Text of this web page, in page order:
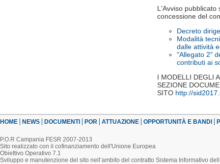
L'Avviso pubblicato
concessione del
Decreto
Modalità
dalle attività
"Allegato 2"
contributi ai
I MODELLI DEGLI
SEZIONE
SITO http://
HOME NEWS DOCUMENTI POR ATTUAZIONE OPPORTUNITÀ E BANDI
P.O.R Campania FESR 2007-2013
Sito realizzato con il cofinanziamento dell'Unione Europea
Obiettivo Operativo 7.1
Sviluppo e manutenzione del sito nell’ambito del contratto Sistema Informativo